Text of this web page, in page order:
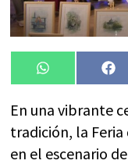
Compartir
en
WhatsApp
En una vibrante
tradición, la
en el escenario